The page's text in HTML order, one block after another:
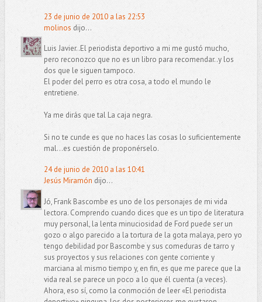
23 de junio de 2010 a las 22:53
molinos dijo...
Luis Javier..El periodista deportivo a mi me gustó mucho,
pero reconozco que no es un libro para recomendar..y los
dos que le siguen tampoco.
El poder del perro es otra cosa, a todo el mundo le
entretiene.
Ya me dirás que tal La caja negra.
Si no te cunde es que no haces las cosas lo suficientemente
mal...es cuestión de proponérselo.
24 de junio de 2010 a las 10:41
Jesús Miramón dijo...
Jó, Frank Bascombe es uno de los personajes de mi vida
lectora. Comprendo cuando dices que es un tipo de literatura
muy personal, la lenta minuciosidad de Ford puede ser un
gozo o algo parecido a la tortura de la gota malaya, pero yo
tengo debilidad por Bascombe y sus comeduras de tarro y
sus proyectos y sus relaciones con gente corriente y
marciana al mismo tiempo y, en fin, es que me parece que la
vida real se parece un poco a lo que él cuenta (a veces).
Ahora, eso sí, como la conmoción de leer «El periodista